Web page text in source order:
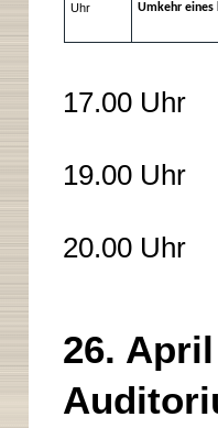
Uhr
Umkehr eines
17.00 Uhr
19.00 Uhr
20.00 Uhr
Insel-
26.